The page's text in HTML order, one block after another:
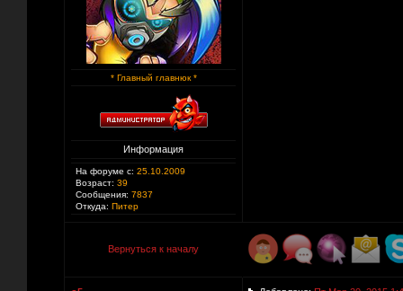
* Главный главнюк *
Информация
На форуме с: 25.10.2009
Возраст: 39
Сообщения: 7837
Откуда: Питер
Вернуться к началу